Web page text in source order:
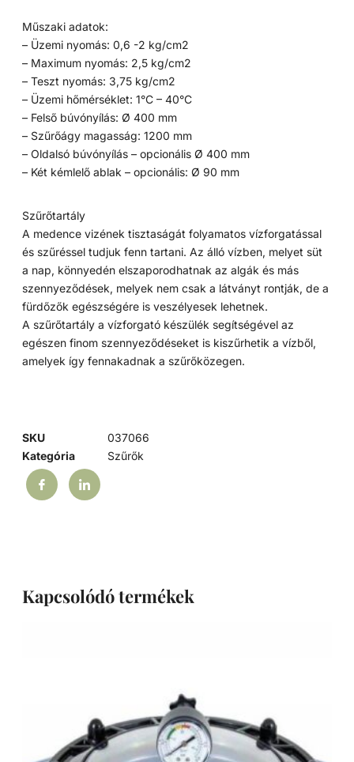
Műszaki adatok:
– Üzemi nyomás: 0,6 -2 kg/cm2
– Maximum nyomás: 2,5 kg/cm2
– Teszt nyomás: 3,75 kg/cm2
– Üzemi hőmérséklet: 1°C – 40°C
– Felső búvónyílás: Ø 400 mm
– Szűrőágy magasság: 1200 mm
– Oldalsó búvónyílás – opcionális Ø 400 mm
– Két kémlelő ablak – opcionális: Ø 90 mm
Szűrőtartály
A medence vizének tisztaságát folyamatos vízforgatással
és szűréssel tudjuk fenn tartani. Az álló vízben, melyet süt
a nap, könnyedén elszaporodhatnak az algák és más
szennyeződések, melyek nem csak a látványt rontják, de a
fürdőzők egészségére is veszélyesek lehetnek.
A szűrőtartály a vízforgató készülék segítségével az
egészen finom szennyeződéseket is kiszűrhetik a vízből,
amelyek így fennakadnak a szűrőközegen.
SKU
037066
Kategória
Szűrők
Kapcsolódó termékek